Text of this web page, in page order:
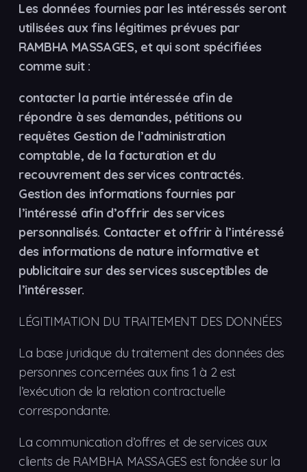
Les données fournies par les intéressés seront
utilisées aux fins légitimes prévues par
RAMBHA MASSAGES, et qui sont spécifiées
comme suit :
contacter la partie intéressée afin de
répondre à ses demandes, pétitions ou
requêtes Gestion de l’administration
comptable, de la facturation et du
recouvrement des services contractés.
Gestion des informations fournies par
l’intéressé afin d’offrir des services
personnalisés. Contacter et offrir à l’intéressé
des informations de nature informative et
publicitaire sur des services susceptibles de
l’intéresser.
LÉGITIMATION DU TRAITEMENT DES DONNÉES
La base juridique du traitement des données des
personnes concernées aux fins 1 à 2 est
l’exécution de la relation contractuelle
correspondante.
La communication d’offres et de services aux
clients de RAMBHA MASSAGES est fondée sur la